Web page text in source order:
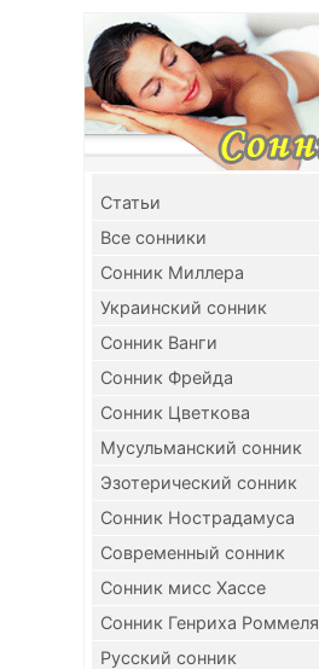
Cтатьи
Все сонники
Сонник Миллера
Украинский сонник
Сонник Ванги
Сонник Фрейда
Сонник Цветкова
Мусульманский сонник
Эзотерический сонник
Сонник Нострадамуса
Современный сонник
Сонник мисс Хассе
Сонник Генриха Роммеля
Русский сонник